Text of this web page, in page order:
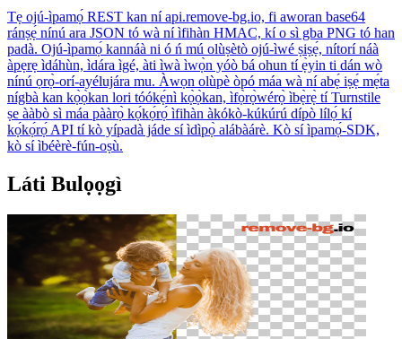
Tẹ ojú-ìpamọ́ REST kan ní api.remove-bg.io, fi aworan base64
ránṣẹ́ nínú ara JSON tó wà ní ìfihàn HMAC, kí o sì gba PNG tó han
padà. Ojú-ìpamọ́ kannáà ni ó ń mú olùṣètò ojú-ìwé ṣiṣẹ́, nítorí náà
àpẹrẹ ìdáhùn, ìdára ìgé, àti ìwà ìwọ̀n yóò bá ohun tí ẹ̀yin ti dán wò
nínú ọrọ̀-orí-ayélujára mu. Àwọn olùpè òpó máa wà ní abẹ́ iṣẹ́ mẹ́ta
nígbà kan kọ̀ọ̀kan lori tóókẹ́nì kọ̀ọ̀kan, ìfọ̀rọ̀wérọ̀ ìbẹ̀rẹ̀ tí Turnstile
ṣe ààbò sì máa pààrọ̀ kọ́kọ́rọ́ ìfihàn àkókò-kúkúrú dípò lílọ́ kí
kọ́kọ́rọ́ API tí kò yípadà jáde sí ìdìpọ̀ alábàárè. Kò sí ìpamọ́-SDK,
kò sí ìbéèrè-fún-oṣù.
Láti Bulọọgì